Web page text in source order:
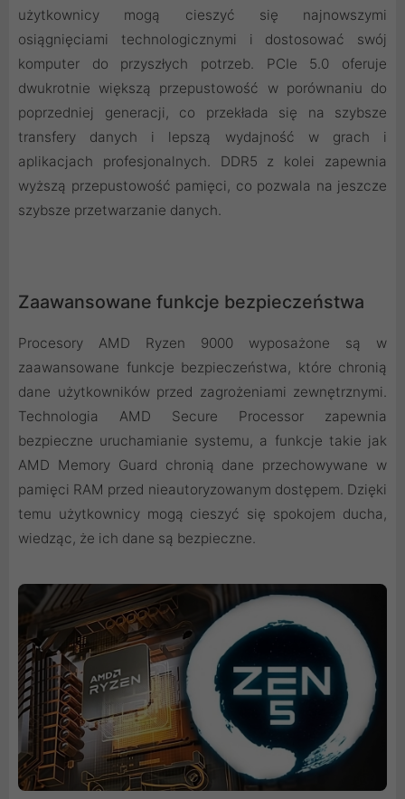
użytkownicy mogą cieszyć się najnowszymi
osiągnięciami technologicznymi i dostosować swój
komputer do przyszłych potrzeb. PCIe 5.0 oferuje
dwukrotnie większą przepustowość w porównaniu do
poprzedniej generacji, co przekłada się na szybsze
transfery danych i lepszą wydajność w grach i
aplikacjach profesjonalnych. DDR5 z kolei zapewnia
wyższą przepustowość pamięci, co pozwala na jeszcze
szybsze przetwarzanie danych.
Zaawansowane funkcje bezpieczeństwa
Procesory AMD Ryzen 9000 wyposażone są w
zaawansowane funkcje bezpieczeństwa, które chronią
dane użytkowników przed zagrożeniami zewnętrznymi.
Technologia AMD Secure Processor zapewnia
bezpieczne uruchamianie systemu, a funkcje takie jak
AMD Memory Guard chronią dane przechowywane w
pamięci RAM przed nieautoryzowanym dostępem. Dzięki
temu użytkownicy mogą cieszyć się spokojem ducha,
wiedząc, że ich dane są bezpieczne.